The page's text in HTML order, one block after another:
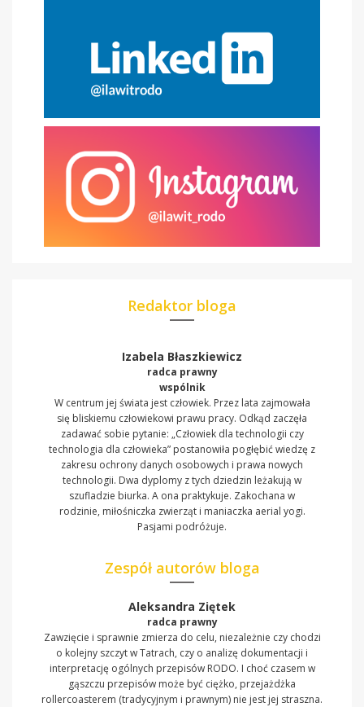
Redaktor bloga
Izabela Błaszkiewicz
radca prawny
wspólnik
W centrum jej świata jest człowiek. Przez lata zajmowała
się bliskiemu człowiekowi prawu pracy. Odkąd zaczęła
zadawać sobie pytanie: „Człowiek dla technologii czy
technologia dla człowieka” postanowiła pogłębić wiedzę z
zakresu ochrony danych osobowych i prawa nowych
technologii. Dwa dyplomy z tych dziedzin leżakują w
szufladzie biurka. A ona praktykuje. Zakochana w
rodzinie, miłośniczka zwierząt i maniaczka aerial yogi.
Pasjami podróżuje.
Zespół autorów bloga
Aleksandra Ziętek
radca prawny
Zawzięcie i sprawnie zmierza do celu, niezależnie czy chodzi
o kolejny szczyt w Tatrach, czy o analizę dokumentacji i
interpretację ogólnych przepisów RODO. I choć czasem w
gąszczu przepisów może być ciężko, przejażdżka
rollercoasterem (tradycyjnym i prawnym) nie jest jej straszna.